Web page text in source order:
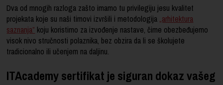
Dva od mnogih razloga zašto imamo tu privilegiju jesu kvalitet
projekata koje su naši timovi izvršili i metodologija „arhitektura
saznanja” koju koristimo za izvođenje nastave, čime obezbeđujemo
visok nivo stručnosti polaznika, bez obzira da li se školujete
tradicionalno ili učenjem na daljinu.
ITAcademy sertifikat je siguran dokaz vašeg